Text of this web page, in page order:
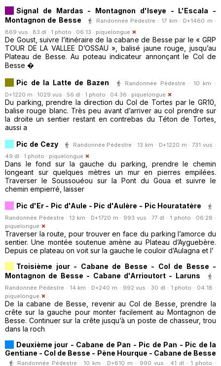
Signal de Mardas - Montagnon d'Iseye - L'Escala -
Montagnon de Besse
Randonnée Pédestre · 17 km · D+1460 m ·
869 vus · 83 dl · 1 photo · 06:13 · piquelongue
De Goust, suivre l’itinéraire de la cabane de Besse par le « GRP
TOUR DE LA VALLEE D’OSSAU », balisé jaune rouge, jusqu’au
Plateau de Besse. Au poteau indicateur annonçant le Col de
Besse �
Pic de la Latte de Bazen
Randonnée Pédestre · 10 km ·
D+1220 m · 1029 vus · 56 dl · 1 photo · 04:36 · piquelongue
Du parking, prendre la direction du Col de Tortes par le GR10,
balise rouge blanc. Très peu avant d’arriver au col prendre sur
la droite un sentier restant en contrebas du Téton de Tortes,
aussi a
Pic de Cezy
Randonnée Pédestre · 13 km · D+1220 m · 731 vus ·
49 dl · 1 photo · piquelongue
Dans le fond sur la gauche du parking, prendre le chemin
longeant sur quelques mètres un mur en pierres empilées.
Traverser le Soussouéou sur la Pont du Goua et suivre le
chemin empierré, laisser
Pic d'Er - Pic d'Aule - Pic d'Aulère - Pic Houratatère
Randonnée Pédestre · 13 km · D+1720 m · 993 vus · 77 dl · 1 photo · 06:28 ·
piquelongue
Traverser la route, pour trouver en face du parking l’amorce du
sentier. Une montée soutenue amène au Plateau d’Ayguebère.
Depuis ce plateau on voit sur la gauche le couloir d’Aulagna et l’
Troisième jour - Cabane de Besse - Col de Besse -
Montagnon de Besse - Cabane d'Arrioutort - Laruns
Randonnée Pédestre · 14 km · D+240 m · 992 vus · 30 dl · 1 photo · 04:18 ·
piquelongue
De la cabane de Besse, revenir au Col de Besse, prendre la
crête sur la gauche pour monter facilement au Montagnon de
Besse. Continuer sur la crête jusqu’à un poste de chasseur, trou
dans la roch
Deuxième jour - Cabane de Pan - Pic de Pan - Pic de la
Gentiane - Col de Besse - Pène Hourque - Cabane de Besse
Randonnée Pédestre · 10 km · D+810 m · 990 vus · 41 dl · 1 photo ·